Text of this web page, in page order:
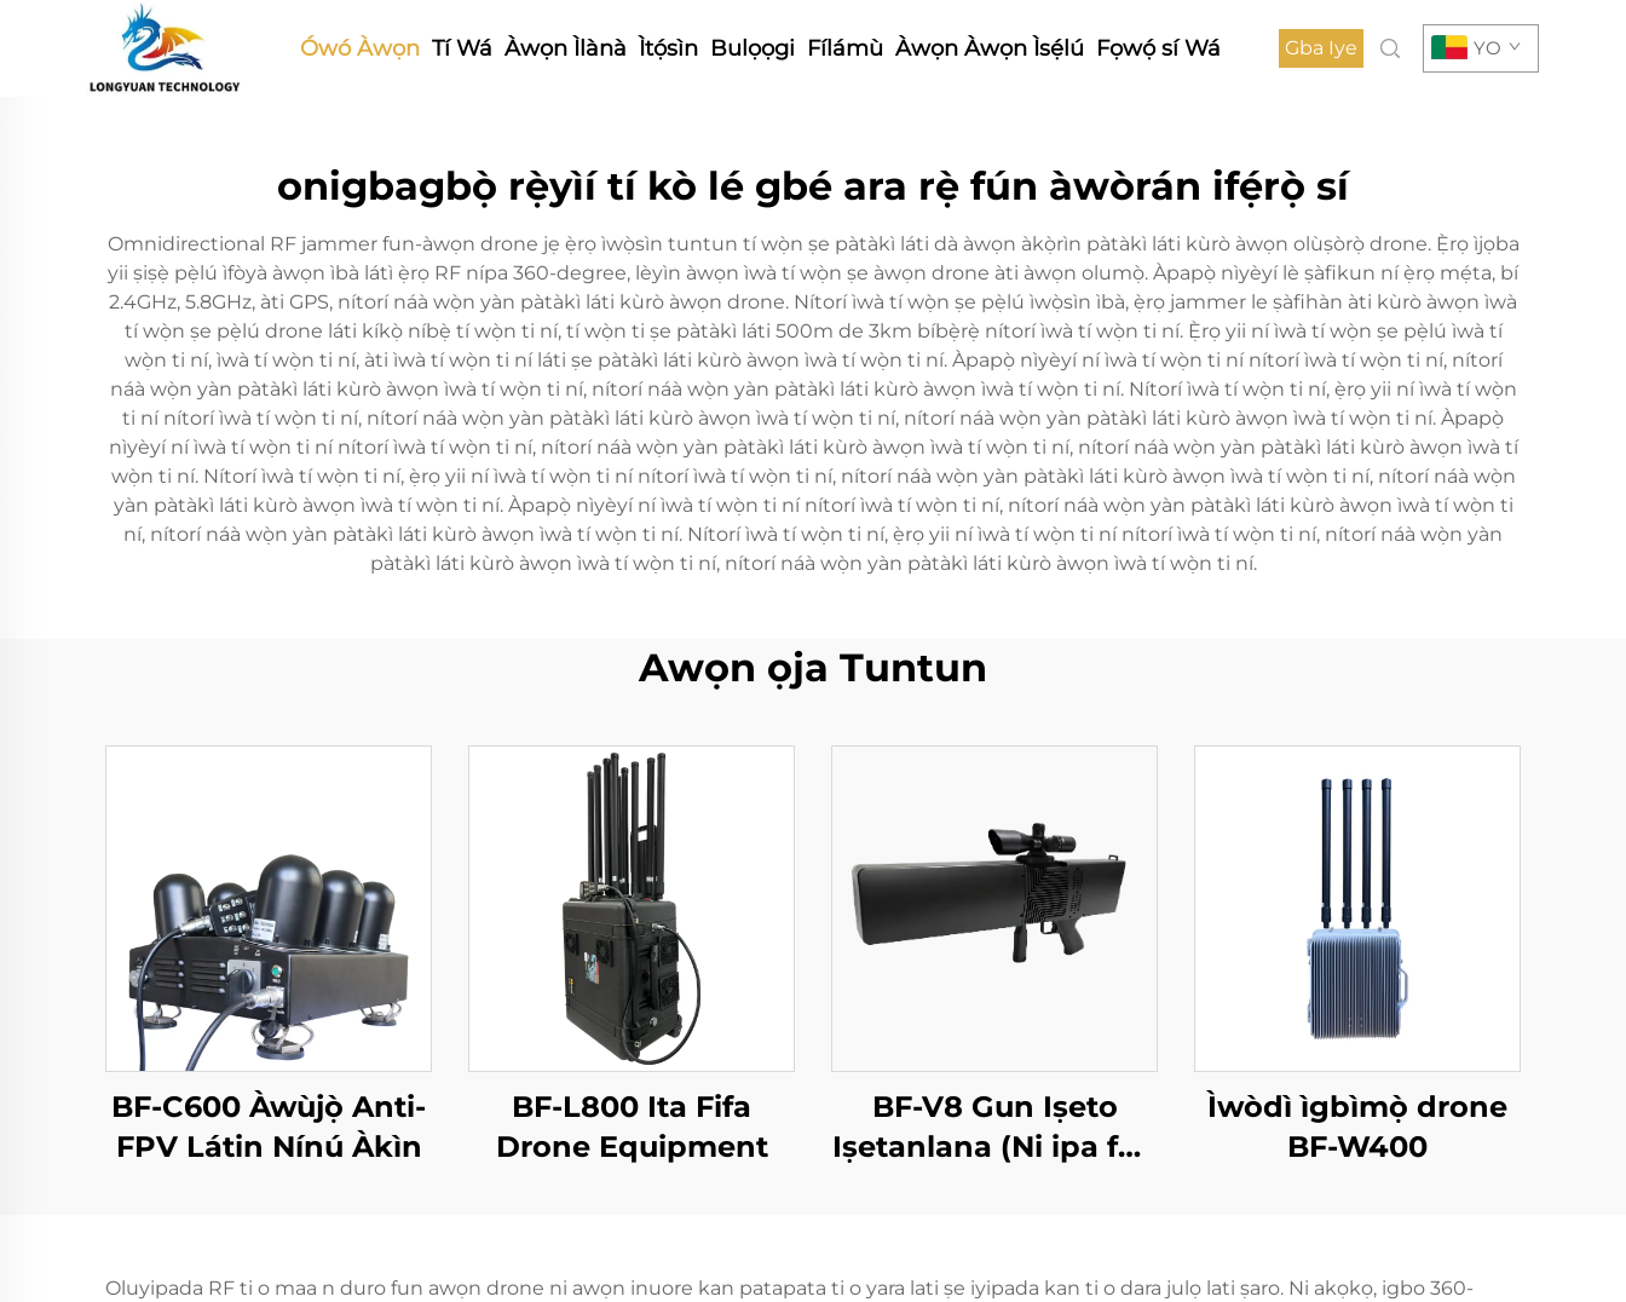
Ówó Àwọn Tí Wá Àwọn Ìlànà Ìtọ́sìn Bulọọgi Fílámù Àwọn Àwọn Ìsẹ́lú Fọwọ́ sí Wá Gba Iye YO
onigbagbọ̀ rẹ̀yìí tí kò lé gbé ara rẹ̀ fún àwòrán ifẹ́rọ̀ sí
Omnidirectional RF jammer fun-àwọn drone jẹ ẹ̀rọ ìwọ̀sìn tuntun tí wọ̀n ṣe pàtàkì láti dà àwọn àkọ̀rìn pàtàkì láti kùrò àwọn olùṣòrọ̀ drone. Ẹ̀rọ ìjọba
yii ṣiṣẹ̀ pẹ̀lú ìfòyà àwọn ìbà látì ẹ̀rọ RF nípa 360-degree, lèyìn àwọn ìwà tí wọ̀n ṣe àwọn drone àti àwọn olumọ̀. Àpapọ̀ nìyèyí lè ṣàfikun ní ẹ̀rọ mẹ́ta, bí
2.4GHz, 5.8GHz, àti GPS, nítorí náà wọ̀n yàn pàtàkì láti kùrò àwọn drone. Nítorí ìwà tí wọ̀n ṣe pẹ̀lú ìwọ̀sìn ìbà, ẹ̀rọ jammer le ṣàfihàn àti kùrò àwọn ìwà
tí wọ̀n ṣe pẹ̀lú drone láti kíkọ̀ níbẹ̀ tí wọ̀n ti ní, tí wọ̀n ti ṣe pàtàkì láti 500m de 3km bíbẹ̀rẹ̀ nítorí ìwà tí wọ̀n ti ní. Ẹ̀rọ yii ní ìwà tí wọ̀n ṣe pẹ̀lú ìwà tí
wọ̀n ti ní, ìwà tí wọ̀n ti ní, àti ìwà tí wọ̀n ti ní láti ṣe pàtàkì láti kùrò àwọn ìwà tí wọ̀n ti ní. Àpapọ̀ nìyèyí ní ìwà tí wọ̀n ti ní nítorí ìwà tí wọ̀n ti ní, nítorí
náà wọ̀n yàn pàtàkì láti kùrò àwọn ìwà tí wọ̀n ti ní, nítorí náà wọ̀n yàn pàtàkì láti kùrò àwọn ìwà tí wọ̀n ti ní. Nítorí ìwà tí wọ̀n ti ní, ẹ̀rọ yii ní ìwà tí wọ̀n
ti ní nítorí ìwà tí wọ̀n ti ní, nítorí náà wọ̀n yàn pàtàkì láti kùrò àwọn ìwà tí wọ̀n ti ní, nítorí náà wọ̀n yàn pàtàkì láti kùrò àwọn ìwà tí wọ̀n ti ní. Àpapọ̀
nìyèyí ní ìwà tí wọ̀n ti ní nítorí ìwà tí wọ̀n ti ní, nítorí náà wọ̀n yàn pàtàkì láti kùrò àwọn ìwà tí wọ̀n ti ní, nítorí náà wọ̀n yàn pàtàkì láti kùrò àwọn ìwà tí
wọ̀n ti ní. Nítorí ìwà tí wọ̀n ti ní, ẹ̀rọ yii ní ìwà tí wọ̀n ti ní nítorí ìwà tí wọ̀n ti ní, nítorí náà wọ̀n yàn pàtàkì láti kùrò àwọn ìwà tí wọ̀n ti ní, nítorí náà wọ̀n
yàn pàtàkì láti kùrò àwọn ìwà tí wọ̀n ti ní. Àpapọ̀ nìyèyí ní ìwà tí wọ̀n ti ní nítorí ìwà tí wọ̀n ti ní, nítorí náà wọ̀n yàn pàtàkì láti kùrò àwọn ìwà tí wọ̀n ti
ní, nítorí náà wọ̀n yàn pàtàkì láti kùrò àwọn ìwà tí wọ̀n ti ní. Nítorí ìwà tí wọ̀n ti ní, ẹ̀rọ yii ní ìwà tí wọ̀n ti ní nítorí ìwà tí wọ̀n ti ní, nítorí náà wọ̀n yàn
pàtàkì láti kùrò àwọn ìwà tí wọ̀n ti ní, nítorí náà wọ̀n yàn pàtàkì láti kùrò àwọn ìwà tí wọ̀n ti ní.
Awọn ọja Tuntun
BF-C600 Àwùjọ̀ Anti-
FPV Látin Nínú Àkìn
BF-L800 Ita Fifa
Drone Equipment
BF-V8 Gun Iṣeto
Iṣetanlana (Ni ipa fun
Ìwòdì ìgbìmọ̀ drone
BF-W400
Oluyipada RF ti o maa n duro fun awọn drone ni awọn inuore kan patapata ti o yara lati ṣe iyipada kan ti o dara julọ lati ṣaro. Ni akọkọ, igbo 360-